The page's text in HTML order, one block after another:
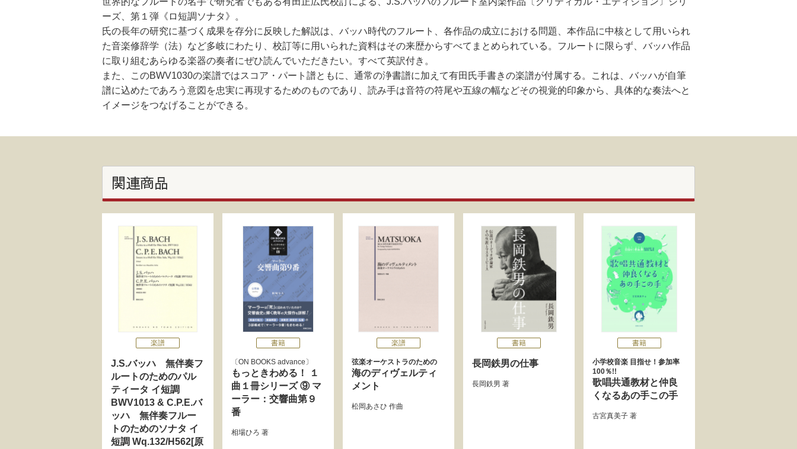
ーズ、第１弾《ロ短調ソナタ》。
氏の長年の研究に基づく成果を存分に反映した解説は、バッハ時代のフルート、各作品の成立における問題、本作品に中核として用いられ
た音楽修辞学（法）など多岐にわたり、校訂等に用いられた資料はその来歴からすべてまとめられている。フルートに限らず、バッハ作品
に取り組むあらゆる楽器の奏者にぜひ読んでいただきたい。すべて英訳付き。
また、このBWV1030の楽譜ではスコア・パート譜ともに、通常の浄書譜に加えて有田氏手書きの楽譜が付属する。これは、バッハが自筆
譜に込めたであろう意図を忠実に再現するためのものであり、読み手は音符の符尾や五線の幅などその視覚的印象から、具体的な奏法へと
イメージをつなげることができる。
関連商品
楽譜
J.S.バッハ 無伴奏フ
ルートのためのパル
ティータ イ短調
BWV1013 & C.P.E.バ
ッハ 無伴奏フルー
トのためのソナタ イ
短調 Wq.132/H562[原
書籍
ON BOOKS advance
もっときわめる！ １
曲１冊シリーズ ⑨ マ
ーラー：交響曲第９
番
相場ひろ 著
楽譜
弦楽オーケストラのための
海のディヴェルティ
メント
松岡あさひ 作曲
書籍
長岡鉄男の仕事
長岡鉄男 著
書籍
小学校音楽 目指せ！参加率
100％!!
歌唱共通教材と仲良
くなるあの手この手
古宮真美子 著